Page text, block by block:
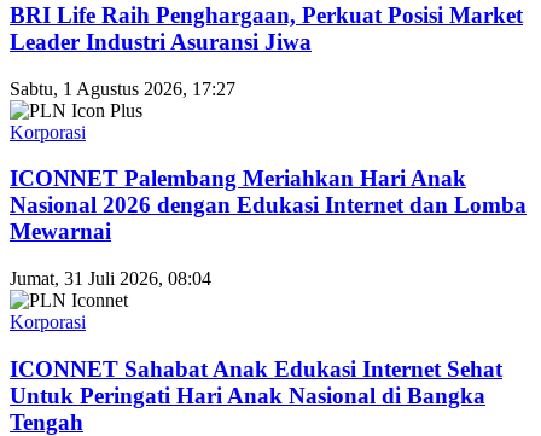
BRI Life Raih Penghargaan, Perkuat Posisi Market
Leader Industri Asuransi Jiwa
Sabtu, 1 Agustus 2026, 17:27
Korporasi
ICONNET Palembang Meriahkan Hari Anak
Nasional 2026 dengan Edukasi Internet dan Lomba
Mewarnai
Jumat, 31 Juli 2026, 08:04
Korporasi
ICONNET Sahabat Anak Edukasi Internet Sehat
Untuk Peringati Hari Anak Nasional di Bangka
Tengah